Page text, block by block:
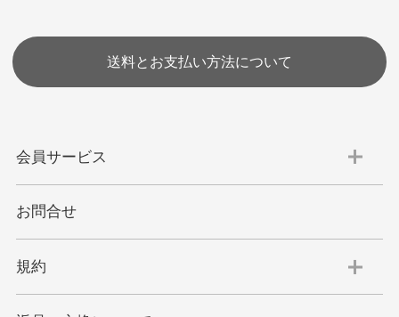
代金引換
送料とお支払い方法について
会員サービス
お問合せ
規約